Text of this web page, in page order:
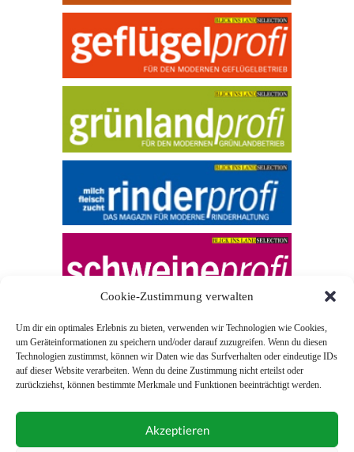
Cookie-Zustimmung verwalten
Um dir ein optimales Erlebnis zu bieten, verwenden wir Technologien wie Cookies,
um Geräteinformationen zu speichern und/oder darauf zuzugreifen. Wenn du diesen
Technologien zustimmst, können wir Daten wie das Surfverhalten oder eindeutige IDs
auf dieser Website verarbeiten. Wenn du deine Zustimmung nicht erteilst oder
zurückziehst, können bestimmte Merkmale und Funktionen beeinträchtigt werden.
Akzeptieren
© 2026 Blick ins Land
Unterstützt durch